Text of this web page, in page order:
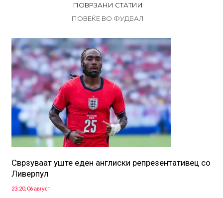
ПОВРЗАНИ СТАТИИ
ПОВЕЌЕ ВО ФУДБАЛ
Сврзуваат уште еден англиски репрезентативец со
Ливерпул
23:20, 06 август